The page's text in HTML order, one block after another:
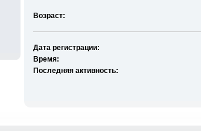
Возраст:
Дата регистрации:
Время:
Последняя активность: